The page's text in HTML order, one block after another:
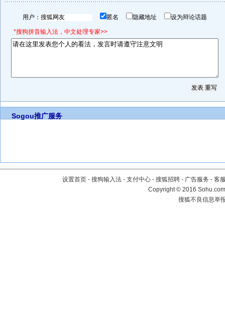
用户： 匿名 隐藏地址 设为辩论话题
*搜狗拼音输入法，中文处理专家>>
Sogou推广服务
设置首页 - 搜狗输入法 - 支付中心 - 搜狐招聘 - 广告服务 - 客
Copyright©2016
搜狐不良信息举